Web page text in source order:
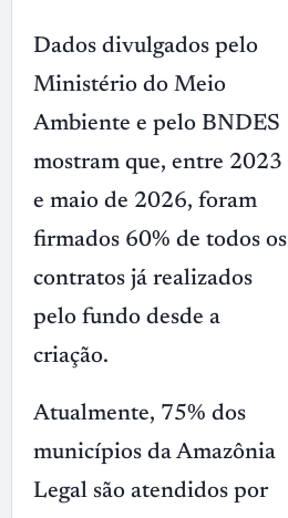
Dados divulgados pelo
Ministério do Meio
Ambiente e pelo BNDES
mostram que, entre 2023
e maio de 2026, foram
firmados 60% de todos os
contratos já realizados
pelo fundo desde a
criação.
Atualmente, 75% dos
municípios da Amazônia
Legal são atendidos por